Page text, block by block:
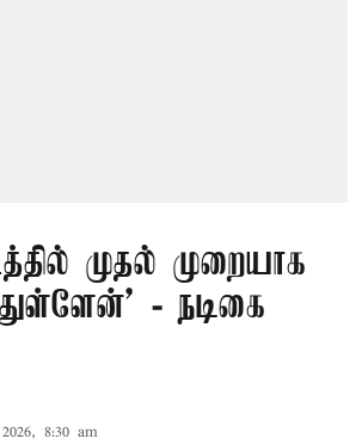
முதல் முறையாக
- நடிகை
8:30 am